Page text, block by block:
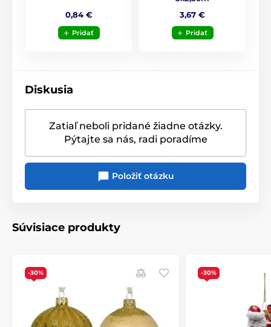
Vianočná medvedíková kolekcia
0,84 €
Pridať
3,67 €
Pridať
Diskusia
Zatiaľ neboli pridané žiadne otázky.
Pýtajte sa nás, radi poradíme
Položiť otázku
Súvisiace produkty
-30% -30%